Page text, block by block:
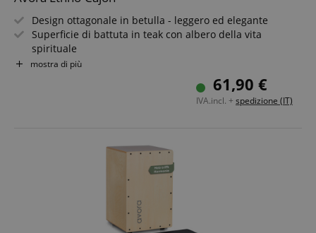
Design ottagonale in betulla - leggero ed elegante
Superficie di battuta in teak con albero della vita
spirituale
Suonabile in piedi e seduti - flessibile come te
Suono pieno grazie a sistema a 2 camere e snare
Tracolla inclusa - perfetta per viaggiare
Dichiarazione sonora esotica per la tua casa
mostra di più
61,90 €
IVA.incl. + spedizione (IT)